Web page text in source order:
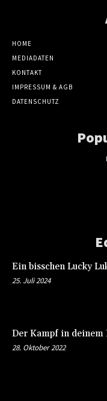
HOME
MEDIADATEN
KONTAKT
IMPRESSUM & AGB
DATENSCHUTZ
Ein bisschen Lucky
25. Juli 2024
Der Kampf in deinem
28. Oktober 2022